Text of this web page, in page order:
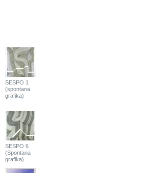
SESPO 1
(spontana
grafika)
SESPO 6
(Spontana
grafika)